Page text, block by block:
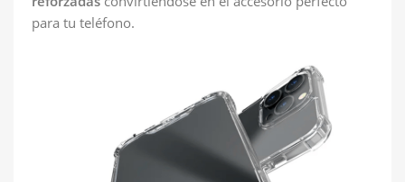
para tu teléfono.